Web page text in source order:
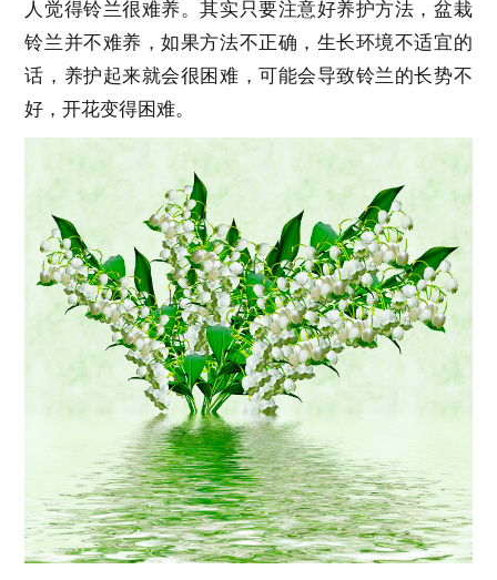
人觉得铃兰很难养。其实只要注意好养护方法，盆栽
铃兰并不难养，如果方法不正确，生长环境不适宜的
话，养护起来就会很困难，可能会导致铃兰的长势不
好，开花变得困难。